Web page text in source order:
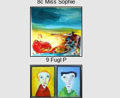
8c Miss Sophie
9 Fugl P